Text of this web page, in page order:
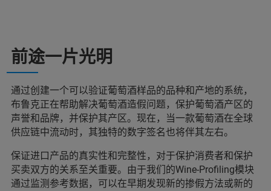
前途一片光明
通过创建一个可以验证葡萄酒样品的品种和产地的系统，
布鲁克正在帮助解决葡萄酒造假问题，保护葡萄酒产区的
声誉和品牌，并保护其产区。现在，当一款葡萄酒在全球
供应链中流动时，其独特的数字签名也将伴其左右。
保证进口产品的真实性和完整性，对于保护消费者和保护
买卖双方的关系至关重要。由于我们的Wine-Profiling模块
通过监测参考数据，可以在早期发现新的掺假方法或新的